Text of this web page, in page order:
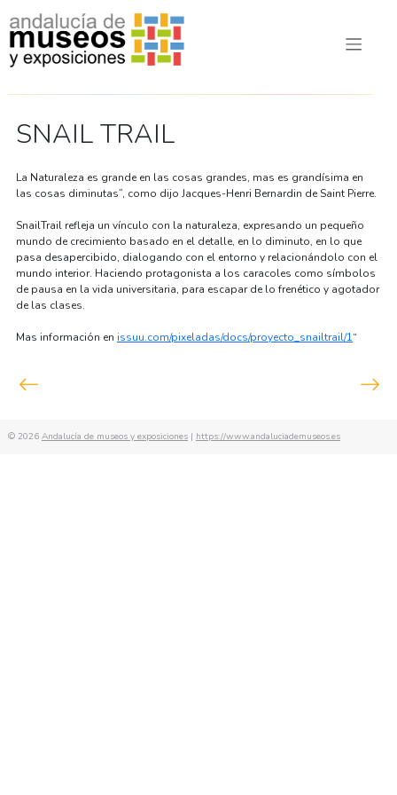
SNAIL TRAIL
La Naturaleza es grande en las cosas grandes, mas es grandísima en
las cosas diminutas”, como dijo Jacques-Henri Bernardin de Saint Pierre.
SnailTrail refleja un vínculo con la naturaleza, expresando un pequeño
mundo de crecimiento basado en el detalle, en lo diminuto, en lo que
pasa desapercibido, dialogando con el entorno y relacionándolo con el
mundo interior. Haciendo protagonista a los caracoles como símbolos
de pausa en la vida universitaria, para escapar de lo frenético y agotador
de las clases.
Mas información en issuu.com/pixeladas/docs/proyecto_snailtrail/1“
Navegación
entradas
© 2026 Andalucía de museos y exposiciones | https://www.andaluciademuseos.es